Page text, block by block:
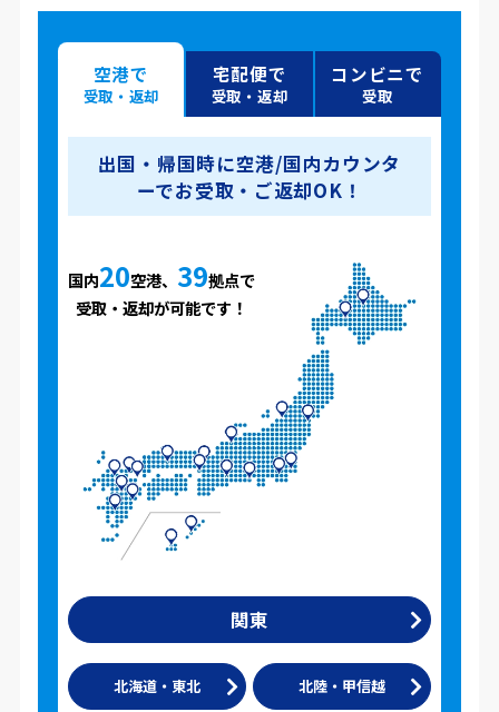
空港で
受取・返却
宅配便で
受取・返却
コンビニで
受取
出国・帰国時に空港/国内カウンタ
ーでお受取・ご返却OK！
国内20空港、 39拠点で
受取・返却が可能です！
関東
北海道・東北 北陸・甲信越